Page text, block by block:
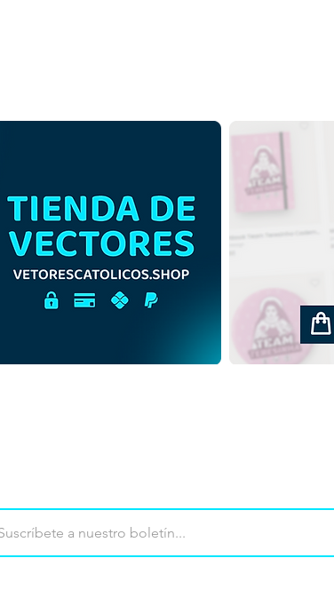
Vector Primera Eucaristía y
Primera Comunión | Plantilla
de camiseta católica